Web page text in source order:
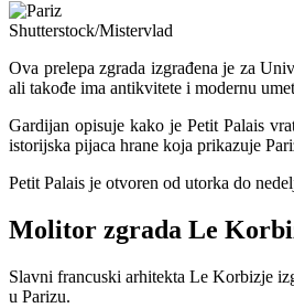
Shutterstock/Mistervlad
Ova prelepa zgrada izgrađena je za
ali takođe ima antikvitete i modernu
Gardijan opisuje kako je Petit Palais
istorijska pijaca hrane koja prikazuje
Petit Palais je otvoren od utorka do
Molitor zgrada Le
Slavni francuski arhitekta Le Korbizje
u Parizu.